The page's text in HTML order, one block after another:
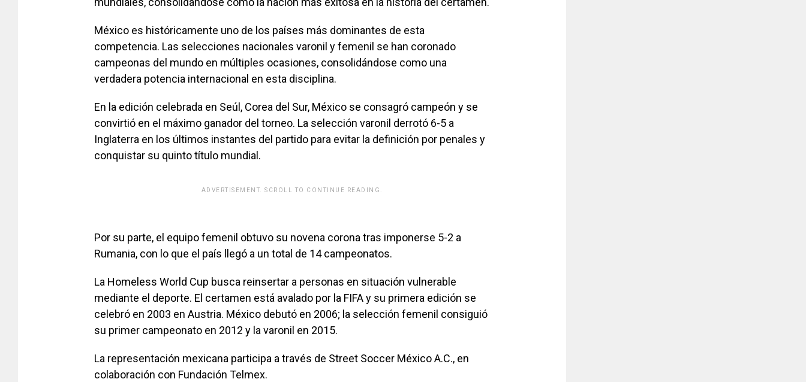
México es históricamente uno de los países más dominantes de esta
competencia. Las selecciones nacionales varonil y femenil se han coronado
campeonas del mundo en múltiples ocasiones, consolidándose como una
verdadera potencia internacional en esta disciplina.
En la edición celebrada en Seúl, Corea del Sur, México se consagró campeón y se
convirtió en el máximo ganador del torneo. La selección varonil derrotó 6-5 a
Inglaterra en los últimos instantes del partido para evitar la definición por penales y
conquistar su quinto título mundial.
ADVERTISEMENT. SCROLL TO CONTINUE READING.
Por su parte, el equipo femenil obtuvo su novena corona tras imponerse 5-2 a
Rumania, con lo que el país llegó a un total de 14 campeonatos.
La Homeless World Cup busca reinsertar a personas en situación vulnerable
mediante el deporte. El certamen está avalado por la FIFA y su primera edición se
celebró en 2003 en Austria. México debutó en 2006; la selección femenil consiguió
su primer campeonato en 2012 y la varonil en 2015.
La representación mexicana participa a través de Street Soccer México A.C., en
colaboración con Fundación Telmex.